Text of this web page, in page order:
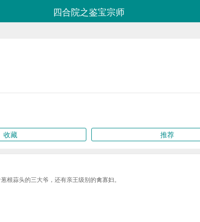
四合院之鉴宝宗师
收藏 推荐
根蒜头的三大爷，还有亲王级别的禽寡妇。